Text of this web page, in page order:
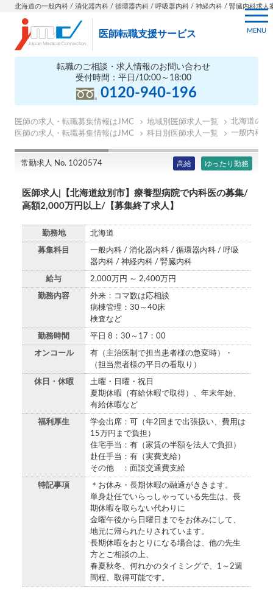
北海道の一般内科 / 消化器内科 / 循環器内科 / 呼吸器内科 / 神経内科 / 腎臓内科求人
医師転職支援サービス
転職のご相談・求人情報のお問い合わせ
受付時間：平日/10:00～18:00
0120-940-196
MENU
医師の求人・転職募集情報はJMC 地域別医師求人一覧
北海道の医
医師の求人・転職募集情報はJMC
科目別医師求人一覧 一般内科の
常勤求人 No. 1020574 高給 ゆったり勤務
医師求人|【北海道紋別市】療養型病院で内科医の募集/
高額2,000万円以上/【募集終了求人】
勤務地 北海道
募集科目
一般内科 / 消化器内科 / 循環器内科 / 呼吸
器内科 / 神経内科 / 腎臓内科
給与 2,000万円 ～ 2,400万円
勤務内容
外来：コマ数は応相談
病棟管理：30～40床
検査など
勤務時間 平日 8：30～17：00
オンコール
有（主治医制で担当患者様の急変時）・
（担当患者様の平日の看取り）
休日・休暇
土曜・日曜・祝日
夏期休暇（有給休暇で取得）、年末年始、
有給休暇など
福利厚生
学会出席：可（年2回まで出張扱い、費用は
15万円まで負担）
住宅手当：有（家賃の半額を法人で負担）
赴任手当：有（実費支給）
その他 ：面談交通費支給
特記事項
＊お休み・長期休暇の融通がききます。
単身赴任でいらっしゃっている先生は、長
期休暇を取らない代わりに
金曜午後から日曜日までをお休みにして、
地元に帰られたりされています。
長期休暇をおとりになる場合は、他の先生
方とご相談の上、
春夏秋冬、何れかのタイミングで、1～2週
間程、取得可能です。